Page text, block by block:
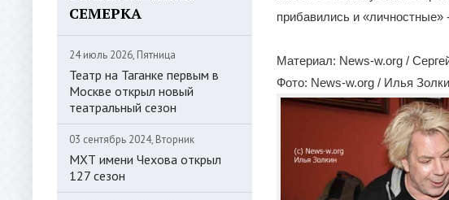
СЕМЕРКА
24 июль 2026, Пятница
Театр на Таганке первым в
Москве открыл новый
театральный сезон
03 сентябрь 2024, Вторник
МХТ имени Чехова открыл
127 сезон
прибавились и
Материал: News-w.org /
Фото: News-w.org / Илья